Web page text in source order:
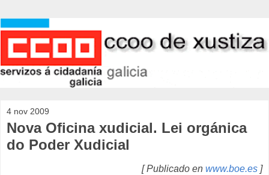
4 nov 2009
Nova Oficina xudicial. Lei orgánica
do Poder Xudicial
[ Publicado en www.boe.es ]